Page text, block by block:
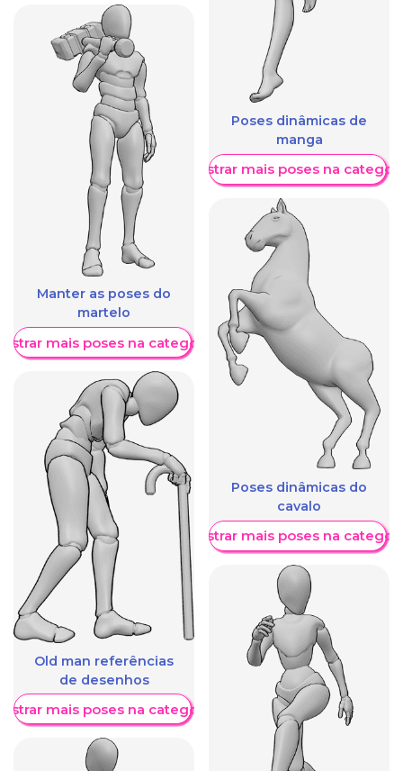
Manter as poses do
martelo
mais poses na categoria
Old man referências
de desenhos
mais poses na categoria
Poses dinâmicas de
manga
Mostrar mais poses na
Poses dinâmicas do
cavalo
Mostrar mais poses na